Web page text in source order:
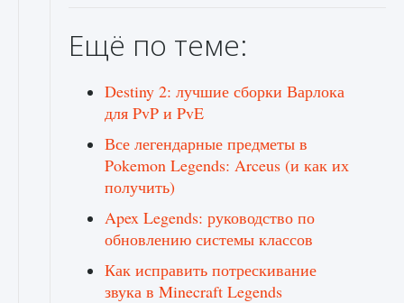
Ещё по теме:
Destiny 2: лучшие сборки Варлока
для PvP и PvE
Все легендарные предметы в
Pokemon Legends: Arceus (и как их
получить)
Apex Legends: руководство по
обновлению системы классов
Как исправить потрескивание
звука в Minecraft Legends